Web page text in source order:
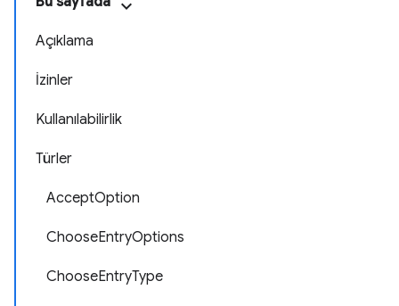
Açıklama
İzinler
Kullanılabilirlik
Türler
AcceptOption
ChooseEntryOptions
ChooseEntryType